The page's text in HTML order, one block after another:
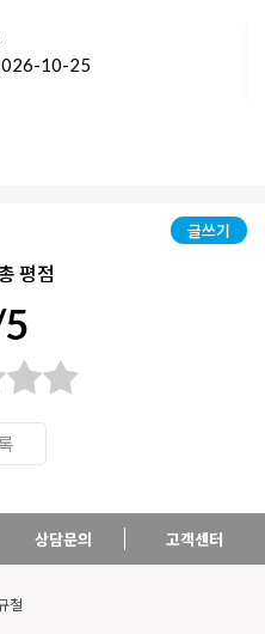
10-25
글쓰기
평점
상담문의 고객센터
철